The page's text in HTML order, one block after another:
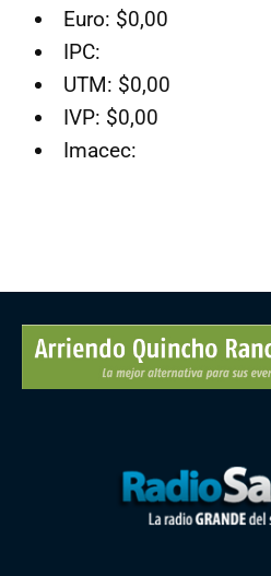
Euro: $0,00
IPC:
UTM: $0,00
IVP: $0,00
Imacec: